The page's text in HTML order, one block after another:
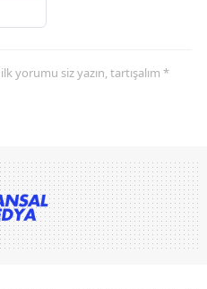
yorumu siz yazın, tartışalım *